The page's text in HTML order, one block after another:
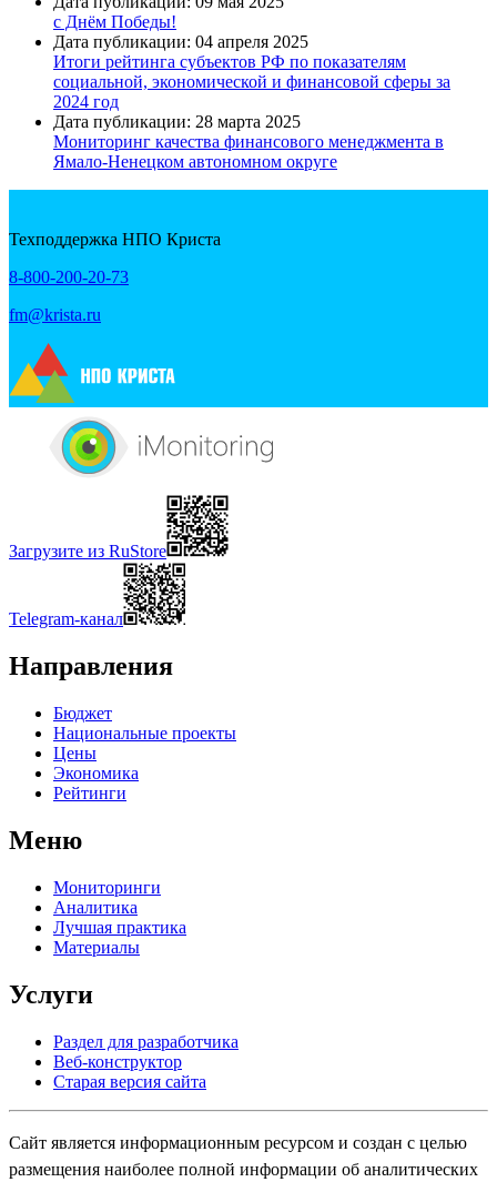
с Днём Победы!
Дата публикации: 04 апреля 2025
Итоги рейтинга субъектов РФ по показателям
социальной, экономической и финансовой сферы за
2024 год
Дата публикации: 28 марта 2025
Мониторинг качества финансового менеджмента в
Ямало-Ненецком автономном округе
Техподдержка НПО Криста
8-800-200-20-73
fm@krista.ru
Загрузите из RuStore
Telegram-канал
Направления
Бюджет
Национальные проекты
Цены
Экономика
Рейтинги
Меню
Мониторинги
Аналитика
Лучшая практика
Материалы
Услуги
Раздел для разработчика
Веб-конструктор
Старая версия сайта
Сайт является информационным ресурсом и создан с целью
размещения наиболее полной информации об аналитических